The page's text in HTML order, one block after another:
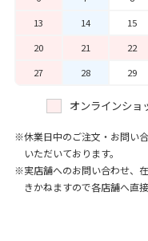
13
14 15
20
21 22
27
28 29
オンラインショ
休業日中のご注文・お問い
いただいております。
実店舗へのお問い合わせ、
きかねますので各店舗へ直